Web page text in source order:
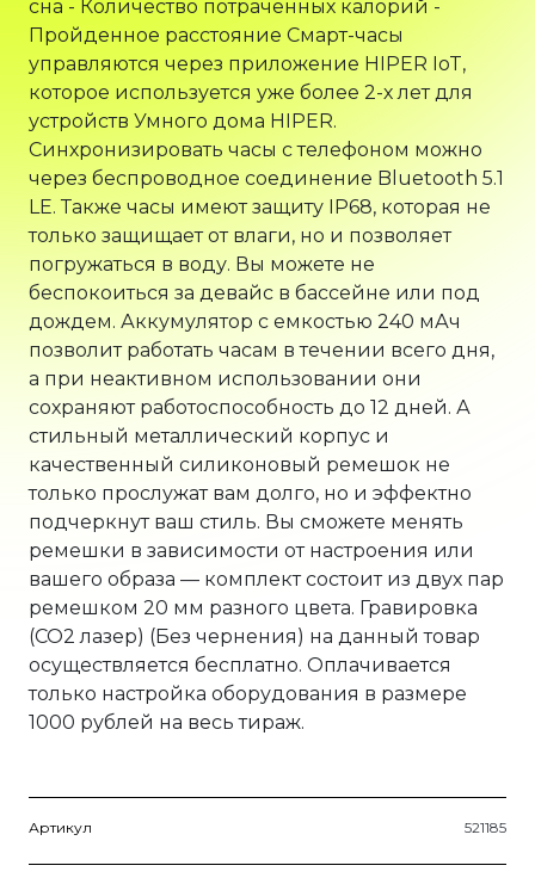
сна - Количество потраченных калорий -
Пройденное расстояние Смарт-часы
управляются через приложение HIPER IoT,
которое используется уже более 2-х лет для
устройств Умного дома HIPER.
Синхронизировать часы с телефоном можно
через беспроводное соединение Bluetooth 5.1
LE. Также часы имеют защиту IP68, которая не
только защищает от влаги, но и позволяет
погружаться в воду. Вы можете не
беспокоиться за девайс в бассейне или под
дождем. Аккумулятор с емкостью 240 мАч
позволит работать часам в течении всего дня,
а при неактивном использовании они
сохраняют работоспособность до 12 дней. А
стильный металлический корпус и
качественный силиконовый ремешок не
только прослужат вам долго, но и эффектно
подчеркнут ваш стиль. Вы сможете менять
ремешки в зависимости от настроения или
вашего образа — комплект состоит из двух пар
ремешком 20 мм разного цвета. Гравировка
(CO2 лазер) (Без чернения) на данный товар
осуществляется бесплатно. Оплачивается
только настройка оборудования в размере
1000 рублей на весь тираж.
Артикул 521185